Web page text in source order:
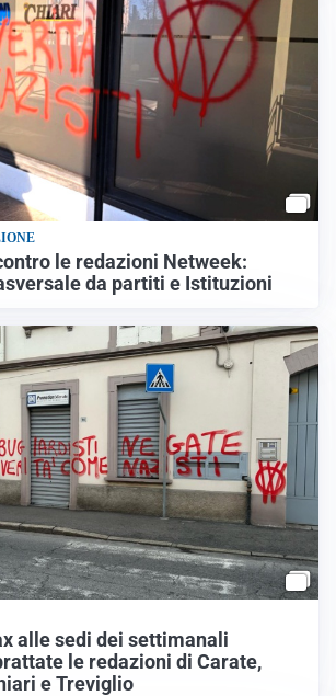
le redazioni Netweek:
da partiti e Istituzioni
alle sedi dei settimanali
le redazioni di Carate,
e Treviglio